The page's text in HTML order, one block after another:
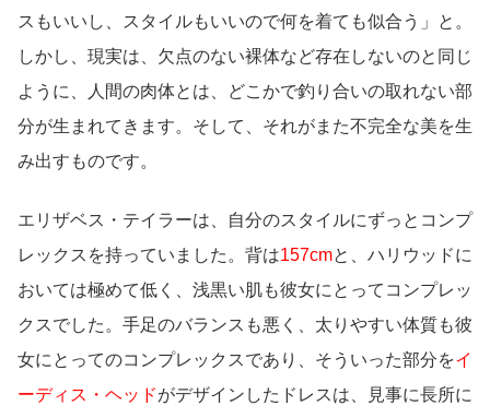
スもいいし、スタイルもいいので何を着ても似合う」と。
しかし、現実は、欠点のない裸体など存在しないのと同じ
ように、人間の肉体とは、どこかで釣り合いの取れない部
分が生まれてきます。そして、それがまた不完全な美を生
み出すものです。
エリザベス・テイラーは、自分のスタイルにずっとコンプ
レックスを持っていました。背は157cmと、ハリウッドに
おいては極めて低く、浅黒い肌も彼女にとってコンプレッ
クスでした。手足のバランスも悪く、太りやすい体質も彼
女にとってのコンプレックスであり、そういった部分をイ
ーディス・ヘッドがデザインしたドレスは、見事に長所に